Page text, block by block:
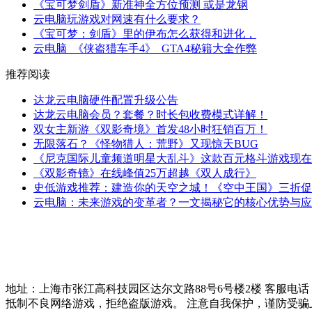
《宝可梦剑盾》新准神全方位预测 或是龙钢
云电脑玩游戏对网速有什么要求？
《宝可梦：剑盾》里的伊布怎么获得和进化，
云电脑_《侠盗猎车手4》_GTA4秘籍大全作弊
推荐阅读
达龙云电脑硬件配置升级公告
达龙云电脑会员？套餐？时长包收费模式详解！
双女主新游《双影奇境》首发48小时狂销百万！
无限落石？《怪物猎人：荒野》又现惊天BUG
《尼克国际儿童频道明星大乱斗》这款百元格斗游戏现
《双影奇镜》在线峰值25万超越《双人成行》
史低游戏推荐：建造你的天空之城！《空中王国》三折
云电脑：未来游戏的变革者？一文揭秘它的核心优势与
地址：上海市张江高科技园区达尔文路88号6号楼2楼 客服电话
抵制不良网络游戏，拒绝盗版游戏。 注意自我保护，谨防受